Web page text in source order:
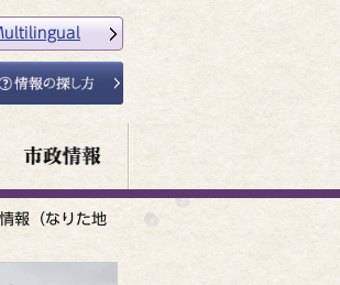
報（なりた地